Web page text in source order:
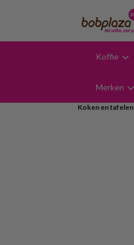
Koffie
Merken
Koken en tafelen